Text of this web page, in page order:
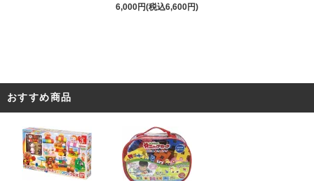
6,000円(税込6,600円)
おすすめ商品